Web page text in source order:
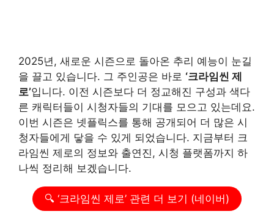
2025년, 새로운 시즌으로 돌아온 추리 예능이 눈길
을 끌고 있습니다. 그 주인공은 바로 ‘크라임씬 제
로’입니다. 이전 시즌보다 더 정교해진 구성과 색다
른 캐릭터들이 시청자들의 기대를 모으고 있는데요.
이번 시즌은 넷플릭스를 통해 공개되어 더 많은 시
청자들에게 닿을 수 있게 되었습니다. 지금부터 크
라임씬 제로의 정보와 출연진, 시청 플랫폼까지 하
나씩 정리해 보겠습니다.
🔍 ‘크라임씬 제로’ 관련 더 보기 (네이버)